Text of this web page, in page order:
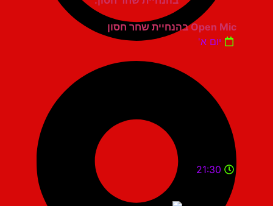
Open Mic בהנחיית שחר חסון
יום א'
21:30